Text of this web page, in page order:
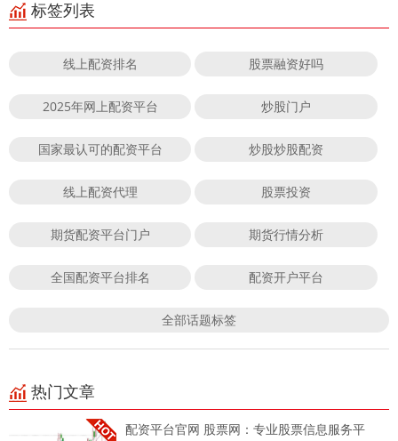
标签列表
线上配资排名 股票融资好吗
2025年网上配资平台 炒股门户
国家最认可的配资平台 炒股炒股配资
线上配资代理 股票投资
期货配资平台门户 期货行情分析
全国配资平台排名 配资开户平台
全部话题标签
热门文章
配资平台官网 股票网：专业股票信息服务平